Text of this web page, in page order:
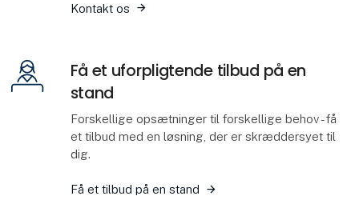
Kontakt os
Få et uforpligtende tilbud på en
stand
Forskellige opsætninger til forskellige behov - få
et tilbud med en løsning, der er skræddersyet til
dig.
Få et tilbud på en stand